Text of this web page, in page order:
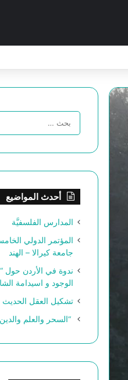
أحدث المواضيع
المدارس الفلسفيَّة
المؤتمر الدولي
جامعة كيرالا – الهند
ندوة في الأردن حول
الوجود و اسيدامة
تشكيل العقل الحديث
“السحر والعلم